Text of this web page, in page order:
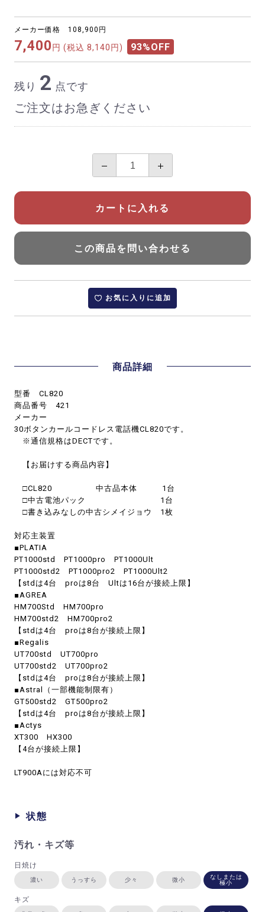
メーカー価格 108,900円
7,400 円 (税込 8,140円) 93%OFF
残り 2 点です
ご注文はお急ぎください
カートに入れる
この商品を問い合わせる
お気に入りに追加
商品詳細
型番 CL820
商品番号 421
メーカー
30ボタンカールコードレス電話機CL820です。
※通信規格はDECTです。
【お届けする商品内容】
□CL820 中古品本体 1台
□中古電池パック 1台
□書き込みなしの中古シメイジョウ 1枚
対応主装置
■PLATIA
PT1000std PT1000pro PT1000Ult
PT1000std2 PT1000pro2 PT1000Ult2
【stdは4台 proは8台 Ultは16台が接続上限】
■AGREA
HM700Std HM700pro
HM700std2 HM700pro2
【stdは4台 proは8台が接続上限】
■Regalis
UT700std UT700pro
UT700std2 UT700pro2
【stdは4台 proは8台が接続上限】
■Astral（一部機能制限有）
GT500std2 GT500pro2
【stdは4台 proは8台が接続上限】
■Actys
XT300 HX300
【4台が接続上限】
LT900Aには対応不可
状態
汚れ・キズ等
日焼け
濃い うっすら 少々 微小
なしまたは
極小
キズ